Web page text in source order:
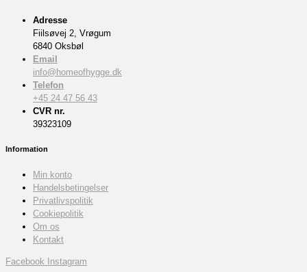
Adresse
Fiilsøvej 2, Vrøgum
6840 Oksbøl
Email
info@homeofhygge.dk
Telefon
+45 24 47 56 43
CVR nr.
39323109
Information
Min konto
Handelsbetingelser
Privatlivspolitik
Cookiepolitik
Om os
Kontakt
Facebook Instagram